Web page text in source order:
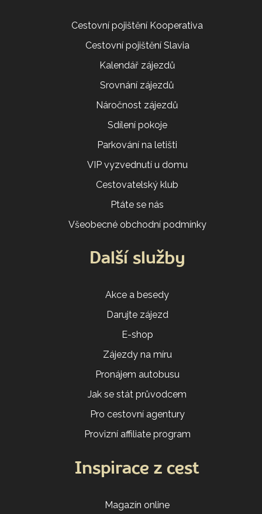
Cestovní pojištění Kooperativa
Cestovní pojištění Slavia
Kalendář zájezdů
Srovnání zájezdů
Náročnost zájezdů
Sdílení pokoje
Parkování na letišti
VIP vyzvednutí u domu
Cestovatelský klub
Ptáte se nás
Všeobecné obchodní podmínky
Další služby
Akce a besedy
Darujte zájezd
E-shop
Zájezdy na míru
Pronájem autobusu
Jak se stát průvodcem
Pro cestovní agentury
Provizní affiliate program
Inspirace z cest
Magazín online